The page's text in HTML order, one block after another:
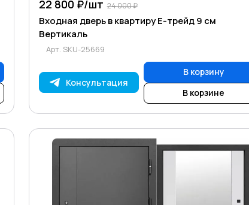
22 800 ₽/шт 24 000 ₽
Входная дверь в квартиру Е-трейд 9 см
Вертикаль
Арт. SKU-25669
Консультация
В корзину
В корзине